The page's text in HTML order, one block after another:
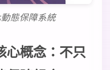
態保障系統
心概念：不只